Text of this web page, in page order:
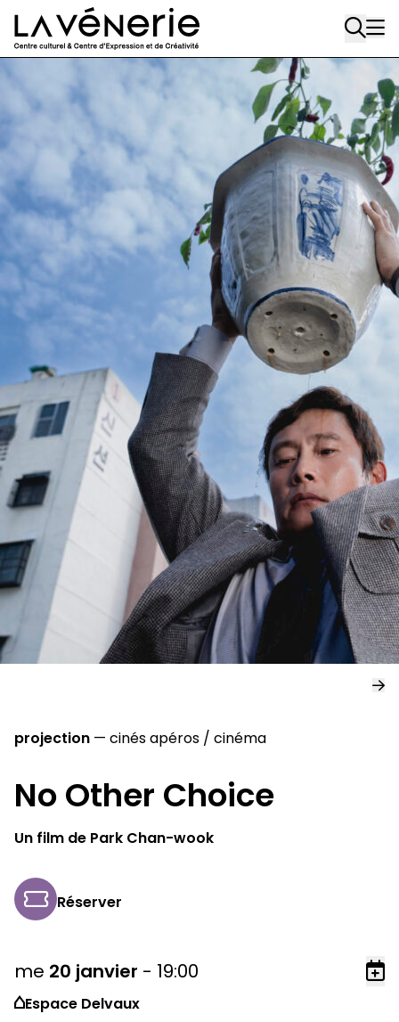
Aller au contenu principal
projection — cinés apéros / cinéma
No Other Choice
Un film de Park Chan-wook
Réserver
me 20 janvier - 19:00
Espace Delvaux